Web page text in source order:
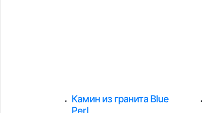
Камин из гранита Blue